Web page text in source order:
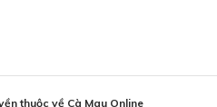
thuộc về Cà Mau Online